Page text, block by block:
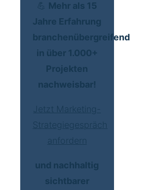
💪
Mehr als 15
Jahre Erfahrung
branchenübergreifend
in über 1.000+
Projekten
nachweisbar!
Jetzt Marketing-
Strategiegespräch
anfordern
und nachhaltig
sichtbarer